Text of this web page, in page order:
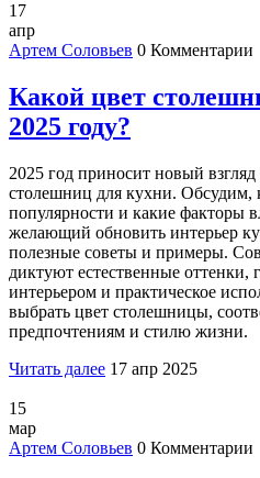
17
апр
Артем Соловьев 0 Комментарии
Какой цвет
2025 году?
2025 год приносит новый
столешниц для кухни. Обсудим,
популярности и какие факторы
желающий обновить интерьер
полезные советы и примеры.
диктуют естественные
интерьером и практическое
выбрать цвет столешницы,
предпочтениям и стилю жизни.
Читать далее 17 апр 2025
15
мар
Артем Соловьев 0 Комментарии